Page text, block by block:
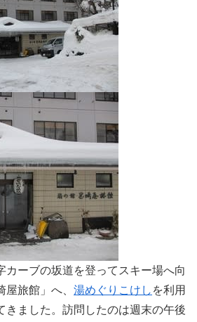
カーブの坂道を登ってスキー場へ向
旅館」へ、 湯めぐりこけし を利用
きました。訪問したのは週末の午後